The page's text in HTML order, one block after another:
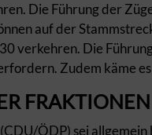
Die Führung der
auf der
verkehren. Die
Zudem käme
FRAKTIONEN
ÖDP) sei